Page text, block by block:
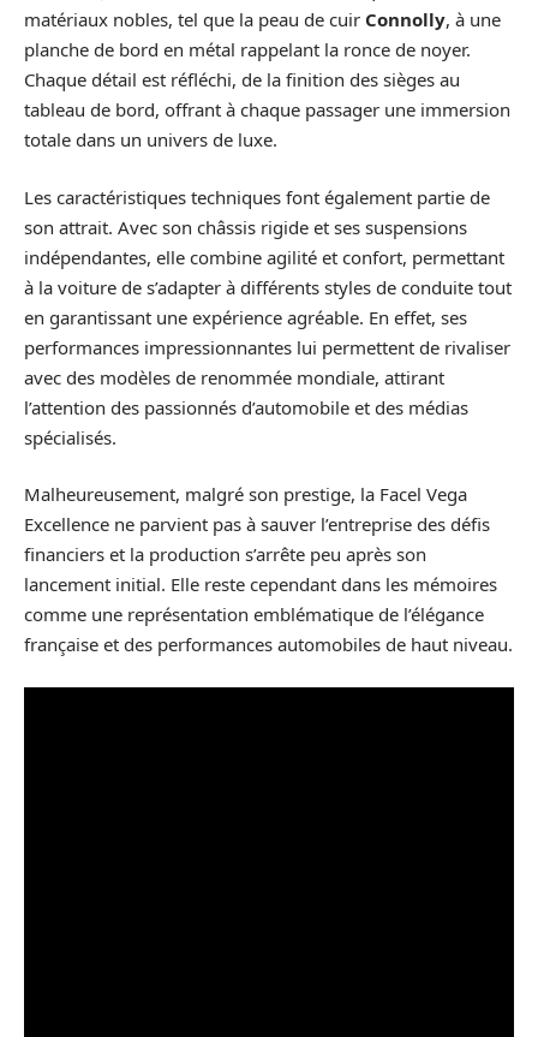
matériaux nobles, tel que la peau de cuir Connolly, à une
planche de bord en métal rappelant la ronce de noyer.
Chaque détail est réfléchi, de la finition des sièges au
tableau de bord, offrant à chaque passager une immersion
totale dans un univers de luxe.
Les caractéristiques techniques font également partie de
son attrait. Avec son châssis rigide et ses suspensions
indépendantes, elle combine agilité et confort, permettant
à la voiture de s’adapter à différents styles de conduite tout
en garantissant une expérience agréable. En effet, ses
performances impressionnantes lui permettent de rivaliser
avec des modèles de renommée mondiale, attirant
l’attention des passionnés d’automobile et des médias
spécialisés.
Malheureusement, malgré son prestige, la Facel Vega
Excellence ne parvient pas à sauver l’entreprise des défis
financiers et la production s’arrête peu après son
lancement initial. Elle reste cependant dans les mémoires
comme une représentation emblématique de l’élégance
française et des performances automobiles de haut niveau.